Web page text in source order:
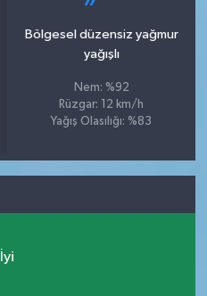
Bölgesel düzensiz yağmur
yağışlı
Nem: %92
Rüzgar: 12 km/h
Yağış Olasılığı: %83
İyi